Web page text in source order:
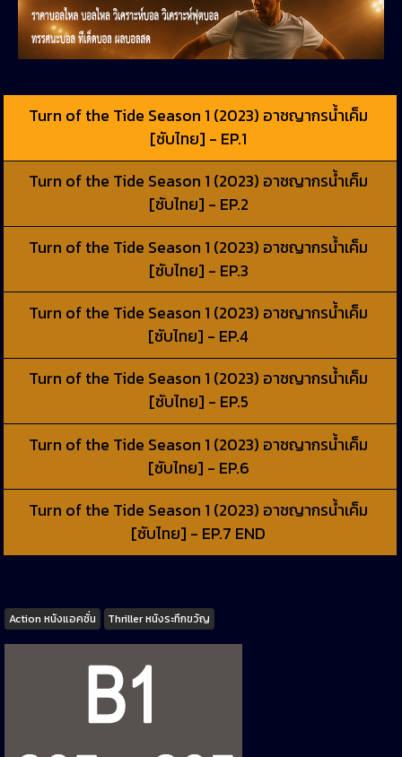
Turn of the Tide Season 1 (2023) อาชญากรน้ำเค็ม
[ซับไทย] - EP.1
Turn of the Tide Season 1 (2023) อาชญากรน้ำเค็ม
[ซับไทย] - EP.2
Turn of the Tide Season 1 (2023) อาชญากรน้ำเค็ม
[ซับไทย] - EP.3
Turn of the Tide Season 1 (2023) อาชญากรน้ำเค็ม
[ซับไทย] - EP.4
Turn of the Tide Season 1 (2023) อาชญากรน้ำเค็ม
[ซับไทย] - EP.5
Turn of the Tide Season 1 (2023) อาชญากรน้ำเค็ม
[ซับไทย] - EP.6
Turn of the Tide Season 1 (2023) อาชญากรน้ำเค็ม
[ซับไทย] - EP.7 END
Tags
Action หนังแอคชั่น Thriller หนังระทึกขวัญ